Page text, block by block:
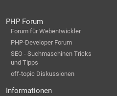
PHP Forum
Forum für Webentwickler
PHP-Developer Forum
SEO - Suchmaschinen Tricks
und Tipps
off-topic Diskussionen
Informationen